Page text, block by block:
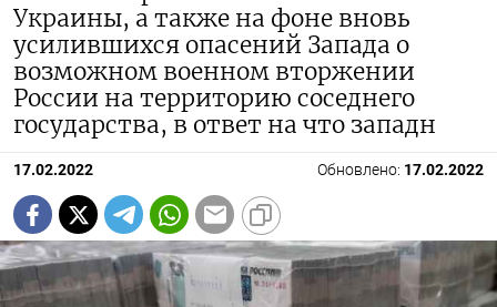
Украины, а также на фоне вновь
усилившихся опасений Запада о
возможном военном вторжении
России на территорию соседнего
государства, в ответ на что западн
17.02.2022 Обновлено: 17.02.2022